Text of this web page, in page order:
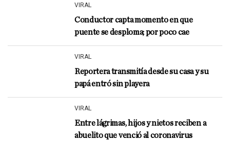
VIRAL
Conductor capta momento en que
puente se desploma; por poco cae
VIRAL
Reportera transmitía desde su casa y su
papá entró sin playera
VIRAL
Entre lágrimas, hijos y nietos reciben a
abuelito que venció al coronavirus